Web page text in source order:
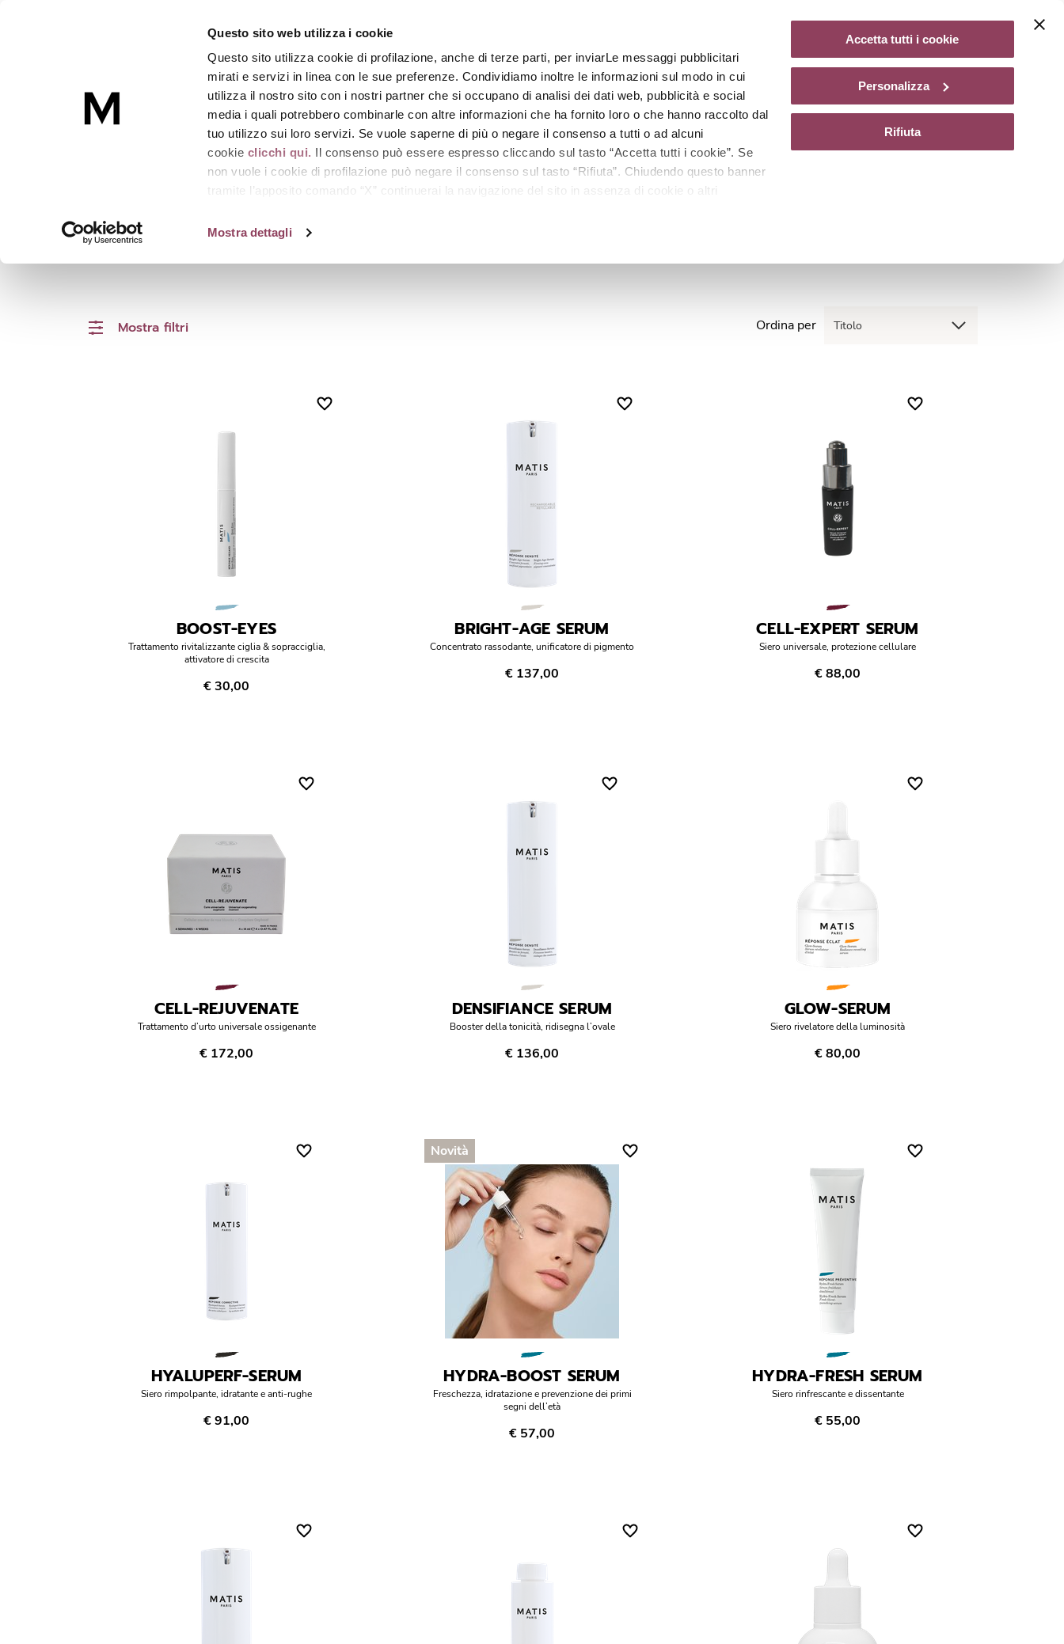
Questo sito web utilizza i cookie
Questo sito utilizza cookie di profilazione, anche di terze parti, per inviarLe messaggi pubblicitari
mirati e servizi in linea con le sue preferenze. Condividiamo inoltre le informazioni sul modo in cui
utilizza il nostro sito con i nostri partner che si occupano di analisi dei dati web, pubblicità e social
media i quali potrebbero combinarle con altre informazioni che ha fornito loro o che hanno raccolto dal
tuo utilizzo sui loro servizi. Se vuole saperne di più o negare il consenso a tutti o ad alcuni
cookie clicchi qui. Il consenso può essere espresso cliccando sul tasto “Accetta tutti i cookie”. Se
non vuole i cookie di profilazione può negare il consenso sul tasto “Rifiuta”. Chiudendo questo banner
tramite l’apposito comando “X” continuerai la navigazione del sito in assenza di cookie o altri
Mostra dettagli
Accetta tutti i cookie
Personalizza
Rifiuta
Skincare Linee Trattamenti Centri estetici Matis Paris Magazine
Skin Care Tipologia Sieri
SIERI
Mostra filtri Ordina per Titolo
rughe
BOOST-EYES
Trattamento rivitalizzante ciglia & sopracciglia,
attivatore di crescita
€ 30,00
BRIGHT-AGE SERUM
Concentrato rassodante, unificatore di pigmento
€ 137,00
CELL-EXPERT SERUM
Siero universale, protezione cellulare
€ 88,00
CELL-REJUVENATE
Trattamento d’urto universale ossigenante
€ 172,00
DENSIFIANCE SERUM
Booster della tonicità, ridisegna l’ovale
€ 136,00
GLOW-SERUM
Siero rivelatore della luminosità
€ 80,00
HYALUPERF-SERUM
Siero rimpolpante, idratante e anti-rughe
€ 91,00
Novità
HYDRA-BOOST SERUM
Freschezza, idratazione e prevenzione dei primi
segni dell’età
€ 57,00
HYDRA-FRESH SERUM
Siero rinfrescante e dissentante
€ 55,00